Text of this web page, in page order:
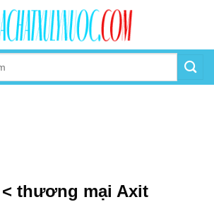
thương mại Axit